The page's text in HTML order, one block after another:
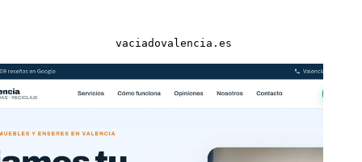
vaciadovalencia.es